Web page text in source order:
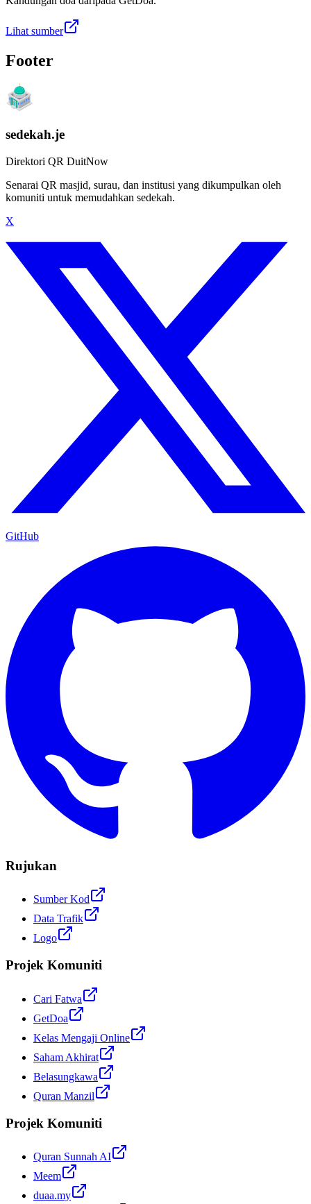
Lihat sumber
Footer
sedekah.je
Direktori QR DuitNow
Senarai QR masjid, surau, dan institusi yang dikumpulkan oleh
komuniti untuk memudahkan sedekah.
X
GitHub
Rujukan
Sumber Kod
Data Trafik
Logo
Projek Komuniti
Cari Fatwa
GetDoa
Kelas Mengaji Online
Saham Akhirat
Belasungkawa
Quran Manzil
Projek Komuniti
Quran Sunnah AI
Meem
duaa.my